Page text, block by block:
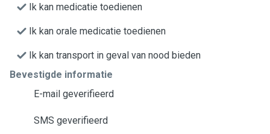
Ik kan medicatie toedienen
Ik kan orale medicatie toedienen
Ik kan transport in geval van nood bieden
Bevestigde informatie
E-mail geverifieerd
SMS geverifieerd